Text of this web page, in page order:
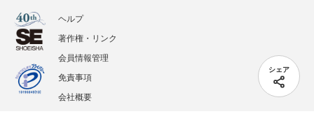
シェア
ヘルプ
著作権・リンク
会員情報管理
免責事項
会社概要